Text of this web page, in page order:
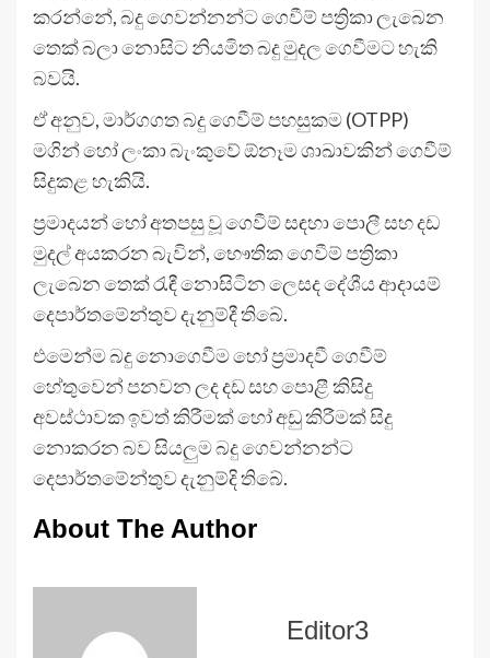
කරන්නේ, බදු ගෙවන්නන්ට ගෙවීම් පත්‍රිකා ලැබෙන
තෙක් බලා නොසිට නියමිත බදු මුදල ගෙවීමට හැකි
බවයි.
ඒ අනුව, මාර්ගගත බදු ගෙවීම් පහසුකම (OTPP)
මගින් හෝ ලංකා බැංකුවේ ඕනෑම ශාඛාවකින් ගෙවීම්
සිදුකළ හැකියි.
ප්‍රමාදයන් හෝ අතපසු වූ ගෙවීම් සඳහා පොලී සහ දඩ
මුදල් අයකරන බැවින්, භෞතික ගෙවීම් පත්‍රිකා
ලැබෙන තෙක් රැඳී නොසිටින ලෙසද දේශීය ආදායම්
දෙපාර්තමේන්තුව දැනුම්දී තිබේ.
එමෙන්ම බදු නොගෙවීම හෝ ප්‍රමාදවී ගෙවීම්
හේතුවෙන් පනවන ලද දඩ සහ පොළී කිසිදු
අවස්ථාවක ඉවත් කිරීමක් හෝ අඩු කිරීමක් සිදු
නොකරන බව සියලුම බදු ගෙවන්නන්ට
දෙපාර්තමේන්තුව දැනුම්දි තිබේ.
About The Author
Editor3